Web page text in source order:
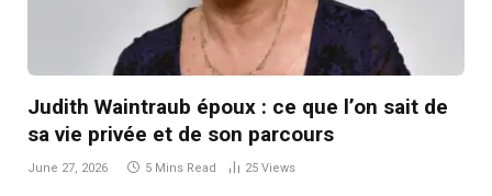
Judith Waintraub époux : ce que l’on sait de
sa vie privée et de son parcours
June 27, 2026 5 Mins Read 25 Views